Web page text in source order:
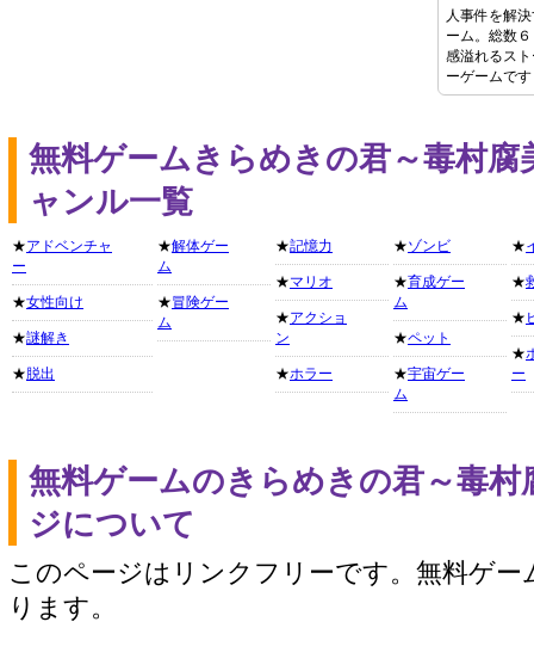
人事件を解
ーム。総数
感溢れるス
ーゲームで
無料ゲームきらめきの君～毒村腐
ャンル一覧
★アドベンチャ
ー
★女性向け
★謎解き
★ 脱出
★解体ゲー
ム
★冒険ゲー
ム
★記憶力
★マリオ
★アクショ
ン
★ホラー
★ゾンビ
★育成ゲー
ム
★ペット
★宇宙ゲー
ム
★
★
★
★
ー
無料ゲームのきらめきの君～毒村
ジについて
このページはリンクフリーです。無料ゲー
ります。